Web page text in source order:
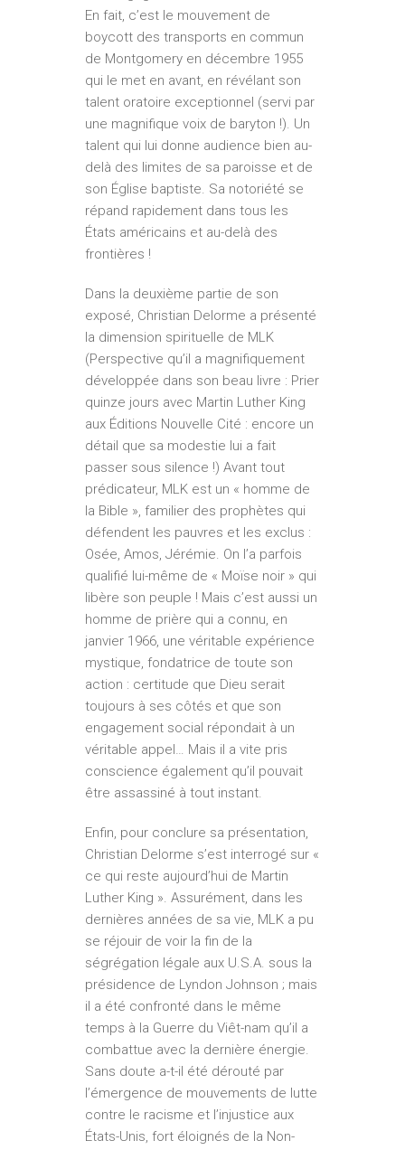
En fait, c’est le mouvement de
boycott des transports en commun
de Montgomery en décembre 1955
qui le met en avant, en révélant son
talent oratoire exceptionnel (servi par
une magnifique voix de baryton !). Un
talent qui lui donne audience bien au-
delà des limites de sa paroisse et de
son Église baptiste. Sa notoriété se
répand rapidement dans tous les
États américains et au-delà des
frontières !
Dans la deuxième partie de son
exposé, Christian Delorme a présenté
la dimension spirituelle de MLK
(Perspective qu’il a magnifiquement
développée dans son beau livre : Prier
quinze jours avec Martin Luther King
aux Éditions Nouvelle Cité : encore un
détail que sa modestie lui a fait
passer sous silence !) Avant tout
prédicateur, MLK est un « homme de
la Bible », familier des prophètes qui
défendent les pauvres et les exclus :
Osée, Amos, Jérémie. On l’a parfois
qualifié lui-même de « Moïse noir » qui
libère son peuple ! Mais c’est aussi un
homme de prière qui a connu, en
janvier 1966, une véritable expérience
mystique, fondatrice de toute son
action : certitude que Dieu serait
toujours à ses côtés et que son
engagement social répondait à un
véritable appel… Mais il a vite pris
conscience également qu’il pouvait
être assassiné à tout instant.
Enfin, pour conclure sa présentation,
Christian Delorme s’est interrogé sur «
ce qui reste aujourd’hui de Martin
Luther King ». Assurément, dans les
dernières années de sa vie, MLK a pu
se réjouir de voir la fin de la
ségrégation légale aux U.S.A. sous la
présidence de Lyndon Johnson ; mais
il a été confronté dans le même
temps à la Guerre du Viêt-nam qu’il a
combattue avec la dernière énergie.
Sans doute a-t-il été dérouté par
l’émergence de mouvements de lutte
contre le racisme et l’injustice aux
États-Unis, fort éloignés de la Non-